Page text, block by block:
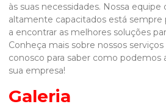
às suas necessidades. Nossa equipe
altamente capacitados está sempre
a encontrar as melhores soluções
Conheça mais sobre nossos
conosco para saber como podemos
sua empresa!
Galeria